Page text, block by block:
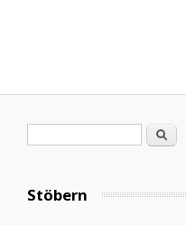
Search
Stöbern